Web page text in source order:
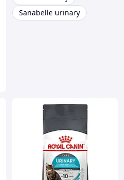
Sanabelle urinary